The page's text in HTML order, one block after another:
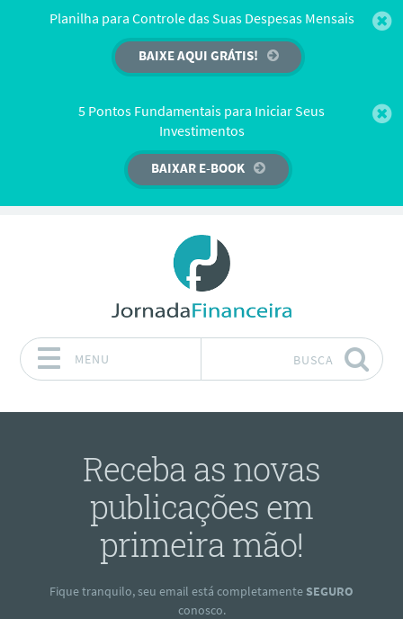
Planilha para Controle das Suas Despesas Mensais
BAIXE AQUI GRÁTIS!
5 Pontos Fundamentais para Iniciar Seus
Investimentos
BAIXAR E-BOOK
MENU BUSCA
Receba as novas
publicações em
primeira mão!
Fique tranquilo, seu email está completamenteSEGURO
conosco.